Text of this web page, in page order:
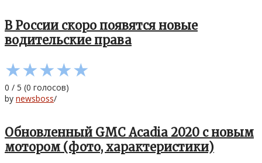
В России скоро появятся новые
водительские права
★★★★★
0 / 5 (0 голосов)
by newsboss/
Обновленный GMC Acadia 2020 с новым
мотором (фото, характеристики)